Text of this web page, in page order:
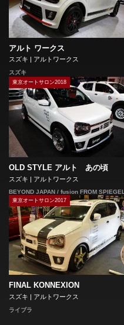
アルト ワークス
スズキ | アルトワークス
スズキ
東京オートサロン2018
OLD STYLE アルト あの頃
スズキ | アルトワークス
BEYOND JAPAN / fusion FROM SPIEGEL
東京オートサロン2017
FINAL KONNEXION
スズキ | アルトワークス
ライブラ